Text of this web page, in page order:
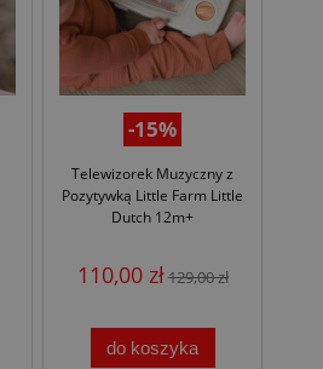
-15%
Telewizorek Muzyczny z
Pozytywką Little Farm Little
Dutch 12m+
110,00 zł129,00 zł
do koszyka